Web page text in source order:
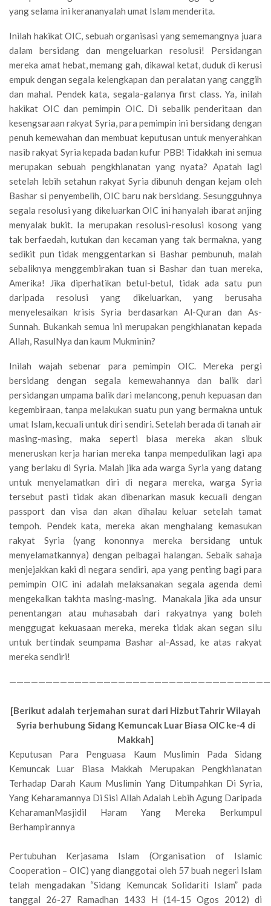
yang selama ini kerananyalah umat Islam menderita.
Inilah hakikat OIC, sebuah organisasi yang sememangnya juara
dalam bersidang dan mengeluarkan resolusi! Persidangan
mereka amat hebat, memang gah, dikawal ketat, duduk di kerusi
empuk dengan segala kelengkapan dan peralatan yang canggih
dan mahal. Pendek kata, segala-galanya first class. Ya, inilah
hakikat OIC dan pemimpin OIC. Di sebalik penderitaan dan
kesengsaraan rakyat Syria, para pemimpin ini bersidang dengan
penuh kemewahan dan membuat keputusan untuk menyerahkan
nasib rakyat Syria kepada badan kufur PBB! Tidakkah ini semua
merupakan sebuah pengkhianatan yang nyata? Apatah lagi
setelah lebih setahun rakyat Syria dibunuh dengan kejam oleh
Bashar si penyembelih, OIC baru nak bersidang. Sesungguhnya
segala resolusi yang dikeluarkan OIC ini hanyalah ibarat anjing
menyalak bukit. Ia merupakan resolusi-resolusi kosong yang
tak berfaedah, kutukan dan kecaman yang tak bermakna, yang
sedikit pun tidak menggentarkan si Bashar pembunuh, malah
sebaliknya menggembirakan tuan si Bashar dan tuan mereka,
Amerika! Jika diperhatikan betul-betul, tidak ada satu pun
daripada resolusi yang dikeluarkan, yang berusaha
menyelesaikan krisis Syria berdasarkan Al-Quran dan As-
Sunnah. Bukankah semua ini merupakan pengkhianatan kepada
Allah, RasulNya dan kaum Mukminin?
Inilah wajah sebenar para pemimpin OIC. Mereka pergi
bersidang dengan segala kemewahannya dan balik dari
persidangan umpama balik dari melancong, penuh kepuasan dan
kegembiraan, tanpa melakukan suatu pun yang bermakna untuk
umat Islam, kecuali untuk diri sendiri. Setelah berada di tanah air
masing-masing, maka seperti biasa mereka akan sibuk
meneruskan kerja harian mereka tanpa mempedulikan lagi apa
yang berlaku di Syria. Malah jika ada warga Syria yang datang
untuk menyelamatkan diri di negara mereka, warga Syria
tersebut pasti tidak akan dibenarkan masuk kecuali dengan
passport dan visa dan akan dihalau keluar setelah tamat
tempoh. Pendek kata, mereka akan menghalang kemasukan
rakyat Syria (yang kononnya mereka bersidang untuk
menyelamatkannya) dengan pelbagai halangan. Sebaik sahaja
menjejakkan kaki di negara sendiri, apa yang penting bagi para
pemimpin OIC ini adalah melaksanakan segala agenda demi
mengekalkan takhta masing-masing. Manakala jika ada unsur
penentangan atau muhasabah dari rakyatnya yang boleh
menggugat kekuasaan mereka, mereka tidak akan segan silu
untuk bertindak seumpama Bashar al-Assad, ke atas rakyat
mereka sendiri!
[Berikut adalah terjemahan surat dari HizbutTahrir Wilayah
Syria berhubung Sidang Kemuncak Luar Biasa OIC ke-4 di
Makkah]
Keputusan Para Penguasa Kaum Muslimin Pada Sidang
Kemuncak Luar Biasa Makkah Merupakan Pengkhianatan
Terhadap Darah Kaum Muslimin Yang Ditumpahkan Di Syria,
Yang Keharamannya Di Sisi Allah Adalah Lebih Agung Daripada
KeharamanMasjidil Haram Yang Mereka Berkumpul
Berhampirannya
Pertubuhan Kerjasama Islam (Organisation of Islamic
Cooperation – OIC) yang dianggotai oleh 57 buah negeri Islam
telah mengadakan “Sidang Kemuncak Solidariti Islam” pada
tanggal 26-27 Ramadhan 1433 H (14-15 Ogos 2012) di